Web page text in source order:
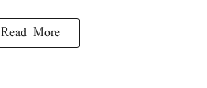
Read More